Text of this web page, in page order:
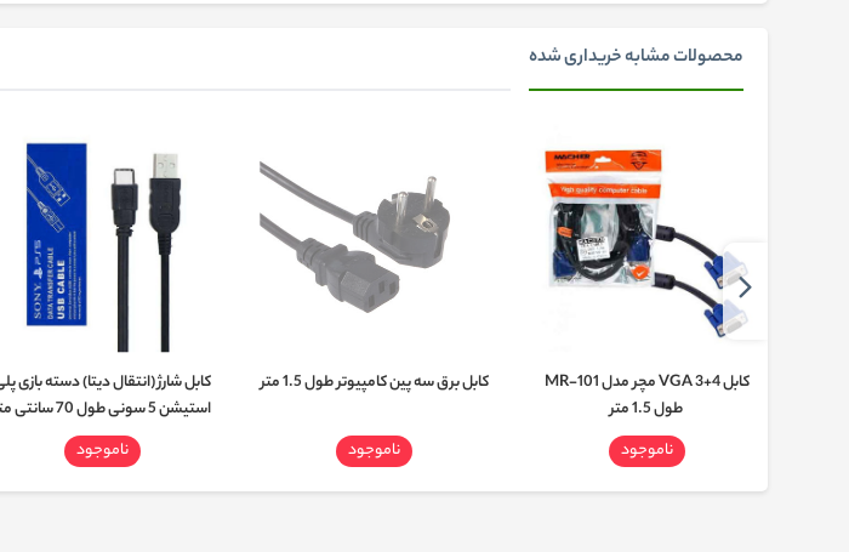
محصولات مشابه خریداری شده
کابل 4+3 VGA مچر مدل MR-101
طول 1.5 متر
ناموجود
کابل برق سه پین کامپیوتر طول 1.5 متر
ناموجود
کابل شارژ (انتقال دیتا) دسته بازی
استیشن 5 سونی طول 70 سانتی متر
ناموجود